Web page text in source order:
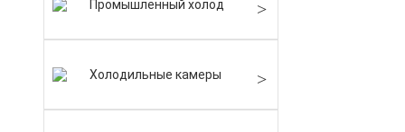
Промышленный холод
Холодильные камеры